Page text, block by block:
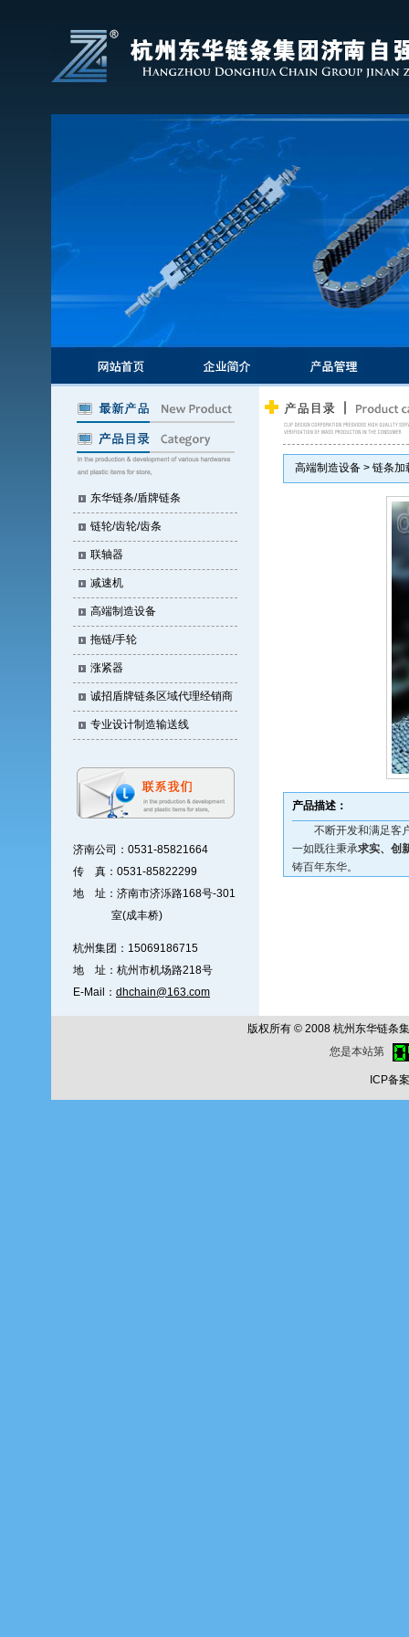
东华链条/盾牌链条
链轮/齿轮/齿条
联轴器
减速机
高端制造设备
拖链/手轮
涨紧器
诚招盾牌链条区域代理经销商
专业设计制造输送线
济南公司：0531-85821664
传 真：0531-85822299
地 址：济南市济泺路168号-301
室(成丰桥)
杭州集团：15069186715
地 址：杭州市机场路218号
E-Mail： dhchain@163.com
高端制造设备 > 链条加
产品描述：
不断开发和满足客户
一如既往秉承求实、创
铸百年东华。
版权所有 © 2008 杭州东华链条
您是本站第
ICP备